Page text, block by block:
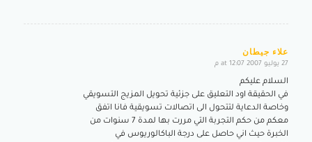
علاء جيطان
says:
27 يوليو 2007 at 12:07 م
السلام عليكم
في الحقيقة اود التعليق على جزئية تحويل المزيج التسويقي
وخاصة الدعاية لتتحول الى اتصالات تسويقية فانا اتفق
معكم من حكم التجربة التي مررت بها لمدة 7 سنوات من
الخبرة حيث اني حاصل على درجة الباكالوريوس في